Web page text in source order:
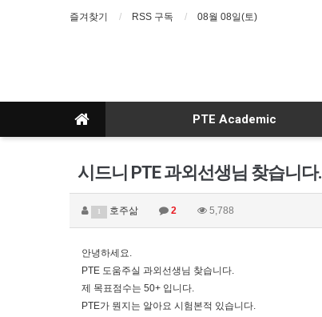
즐겨찾기 RSS 구독 08월 08일(토)
PTE Academic
시드니 PTE 과외선생님 찾습니다.
호주삶 2 5,788
안녕하세요.
PTE 도움주실 과외선생님 찾습니다.
제 목표점수는 50+ 입니다.
PTE가 뭔지는 알아요 시험본적 있습니다.